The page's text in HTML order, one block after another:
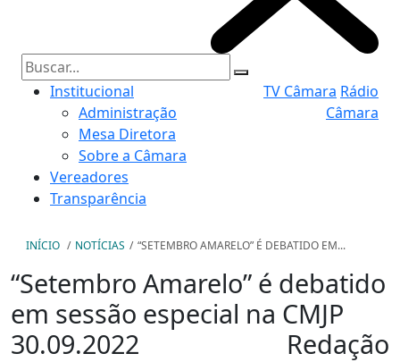
Institucional
Administração
Mesa Diretora
Sobre a Câmara
Vereadores
Transparência
TV Câmara Rádio
Câmara
INÍCIO / NOTÍCIAS / “SETEMBRO AMARELO” É DEBATIDO EM...
“Setembro Amarelo” é debatido
em sessão especial na CMJP
30.09.2022
Redação